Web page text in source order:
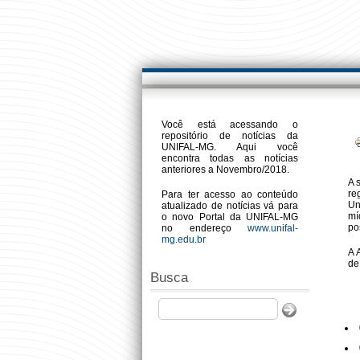
Você está acessando o
repositório de notícias da
UNIFAL-MG. Aqui você
encontra todas as notícias
anteriores a Novembro/2018.
Para ter acesso ao conteúdo
atualizado de notícias vá para
o novo Portal da UNIFAL-MG
no endereço www.unifal-
mg.edu.br
Busca
Buscar
A
A